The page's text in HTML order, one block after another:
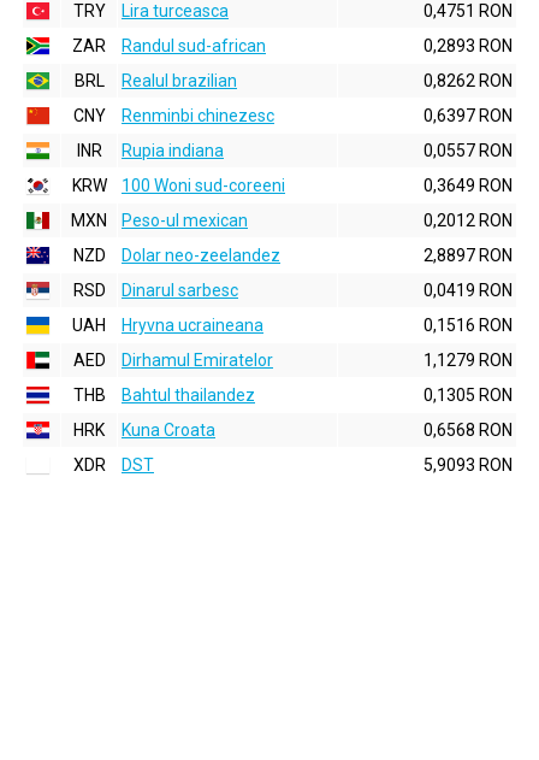
TRY
Lira turceasca
0,4751 RON
ZAR
Randul sud-african
0,2893 RON
BRL
Realul brazilian
0,8262 RON
CNY
Renminbi chinezesc
0,6397 RON
INR
Rupia indiana
0,0557 RON
KRW
100 Woni sud-coreeni
0,3649 RON
MXN
Peso-ul mexican
0,2012 RON
NZD
Dolar neo-zeelandez
2,8897 RON
RSD
Dinarul sarbesc
0,0419 RON
UAH
Hryvna ucraineana
0,1516 RON
AED
Dirhamul Emiratelor
1,1279 RON
THB
Bahtul thailandez
0,1305 RON
HRK
Kuna Croata
0,6568 RON
XDR
DST 5,9093 RON